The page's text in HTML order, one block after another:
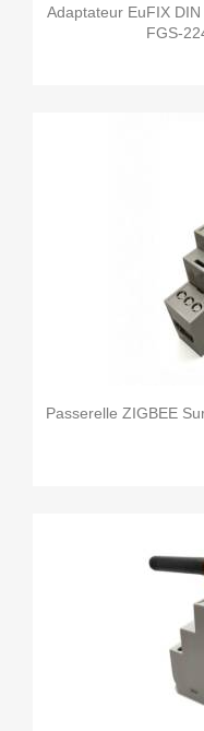
Adaptateur EuFIX
FGS-
Passerelle ZIGBEE